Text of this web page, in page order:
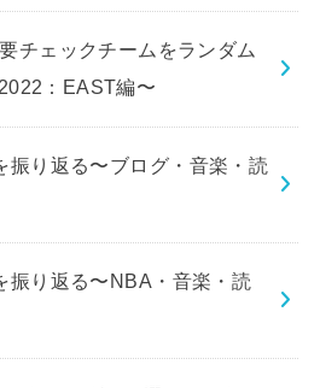
チェックチームをランダム
：EAST編〜
り返る〜ブログ・音楽・読
振り返る〜NBA・音楽・読